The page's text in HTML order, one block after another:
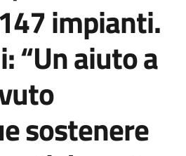
impianti.
“Un aiuto a
sostenere